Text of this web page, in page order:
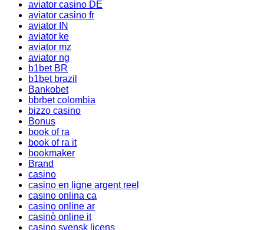
aviator casino DE
aviator casino fr
aviator IN
aviator ke
aviator mz
aviator ng
b1bet BR
b1bet brazil
Bankobet
bbrbet colombia
bizzo casino
Bonus
book of ra
book of ra it
bookmaker
Brand
casino
casino en ligne argent reel
casino onlina ca
casino online ar
casinò online it
casino svensk licens